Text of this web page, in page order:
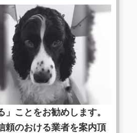
」ことをお勧めします。
頼のおける業者を案内頂